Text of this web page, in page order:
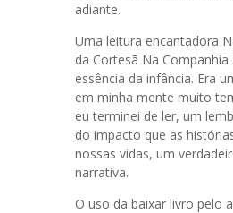
adiante.
Uma leitura encantadora
da Cortesã Na Companhia
essência da infância. Era
em minha mente muito
eu terminei de ler, um
do impacto que as
nossas vidas, um
narrativa.
O uso da baixar livro pelo